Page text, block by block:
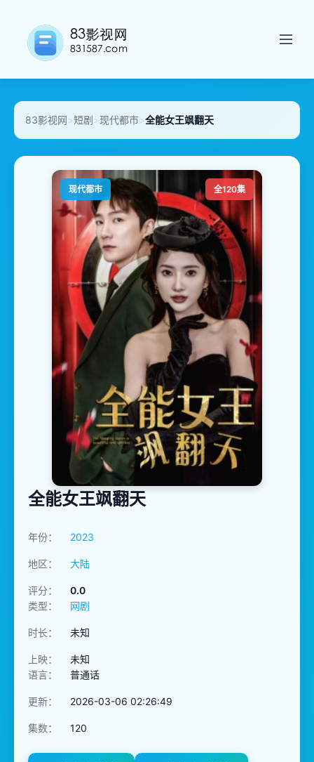
83影视网>短剧>现代都市>全能女王飒翻天
现代都市 全120集
全能女王飒翻天
年份： 2023
地区： 大陆
评分：
0.0
类型：
网剧
时长： 未知
上映：
未知
语言：
普通话
更新： 2026-03-06 02:26:49
集数： 120